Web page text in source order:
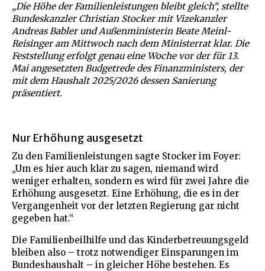
„Die Höhe der Familienleistungen bleibt gleich“, stellte
Bundeskanzler Christian Stocker mit Vizekanzler
Andreas Babler und Außenministerin Beate Meinl-
Reisinger am Mittwoch nach dem Ministerrat klar. Die
Feststellung erfolgt genau eine Woche vor der für 13.
Mai angesetzten Budgetrede des Finanzministers, der
mit dem Haushalt 2025/2026 dessen Sanierung
präsentiert.
Nur Erhöhung ausgesetzt
Zu den Familienleistungen sagte Stocker im Foyer:
„Um es hier auch klar zu sagen, niemand wird
weniger erhalten, sondern es wird für zwei Jahre die
Erhöhung ausgesetzt. Eine Erhöhung, die es in der
Vergangenheit vor der letzten Regierung gar nicht
gegeben hat.“
Die Familienbeilhilfe und das Kinderbetreuungsgeld
bleiben also – trotz notwendiger Einsparungen im
Bundeshaushalt – in gleicher Höhe bestehen. Es